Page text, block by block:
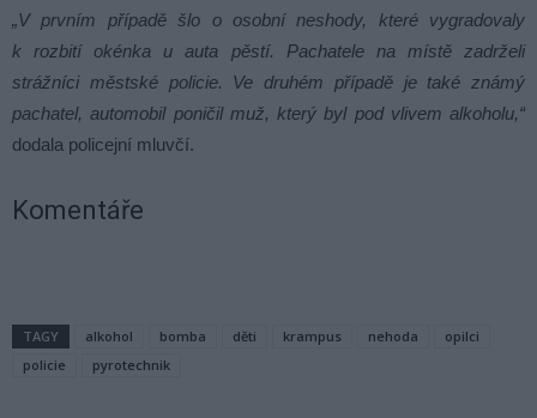
„V prvním případě šlo o osobní neshody, které vygradovaly
k rozbití okénka u auta pěstí. Pachatele na místě zadrželi
strážníci městské policie. Ve druhém případě je také známý
pachatel, automobil poničil muž, který byl pod vlivem alkoholu,“
dodala policejní mluvčí.
Komentáře
TAGY alkohol bomba děti krampus nehoda
opilci
policie
pyrotechnik